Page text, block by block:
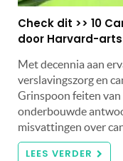
Check dit >> 10
door Harvard-
Met decennia aan
verslavingszorg en
Grinspoon feiten
onderbouwde
misvattingen over
LEES VERDER